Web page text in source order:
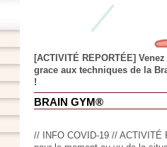
[ACTIVITÉ REPORTÉE]
grace aux techniques de la
!
BRAIN GYM®
// INFO COVID-19 // ACTIVITÉ